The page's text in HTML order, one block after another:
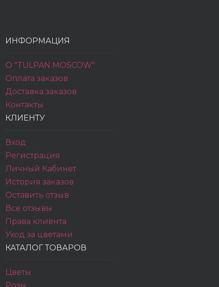
ИНФОРМАЦИЯ
О "TULPAN MOSCOW"
Оплата заказов
Доставка заказов
Контакты
КЛИЕНТУ
Вход
Регистрация
Личный Кабинет
История заказов
Оставить отзыв
Все отзывы
Права клиента
Уход за цветами
КАТАЛОГ ТОВАРОВ
Цветы